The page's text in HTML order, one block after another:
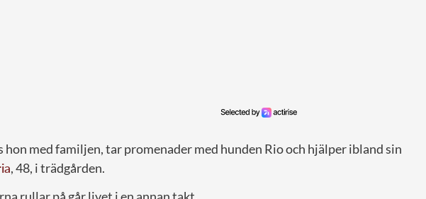
hon med familjen, tar promenader med hunden Rio och hjälper ibland sin
, 48, i trädgården.